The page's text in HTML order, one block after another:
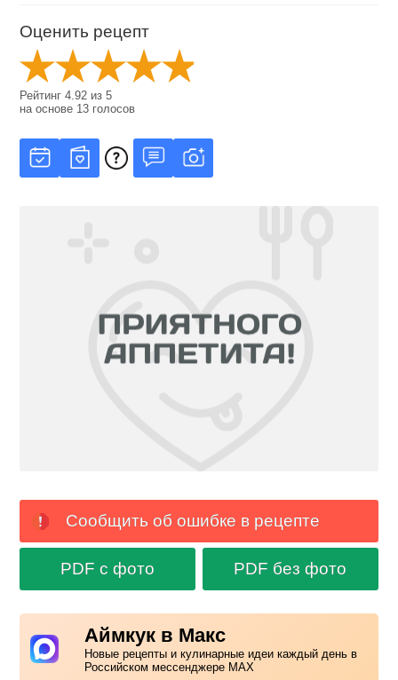
Оценить рецепт
Рейтинг4.92 из5
на основе 13 голосов
Сообщить об ошибке в рецепте
PDF с фото PDF без фото
Аймкук в Макс
Новые рецепты и кулинарные идеи каждый день в
Российском мессенджере MAX